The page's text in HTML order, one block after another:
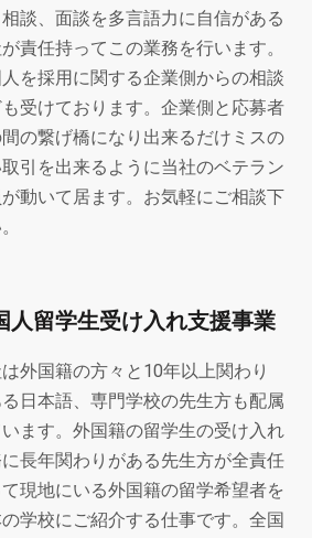
談、面談を多言語力に自信がある
責任持ってこの業務を行います。
を採用に関する企業側からの相談
受けております。企業側と応募者
の繋げ橋になり出来るだけミスの
引を出来るように当社のベテラン
動いて居ます。お気軽にご相談下
人留学生受け入れ支援事業
外国籍の方々と10年以上関わり
日本語、専門学校の先生方も配属
います。外国籍の留学生の受け入れ
長年関わりがある先生方が全責任
て現地にいる外国籍の留学希望者を
の学校にご紹介する仕事です。全国